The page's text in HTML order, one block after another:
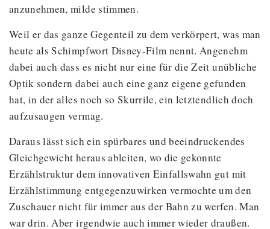
anzunehmen, milde stimmen.
Weil er das ganze Gegenteil zu dem verkörpert, was man
heute als Schimpfwort Disney-Film nennt. Angenehm
dabei auch dass es nicht nur eine für die Zeit unübliche
Optik sondern dabei auch eine ganz eigene gefunden
hat, in der alles noch so Skurrile, ein letztendlich doch
aufzusaugen vermag.
Daraus lässt sich ein spürbares und beeindruckendes
Gleichgewicht heraus ableiten, wo die gekonnte
Erzählstruktur dem innovativen Einfallswahn gut mit
Erzählstimmung entgegenzuwirken vermochte um den
Zuschauer nicht für immer aus der Bahn zu werfen. Man
war drin. Aber irgendwie auch immer wieder draußen.